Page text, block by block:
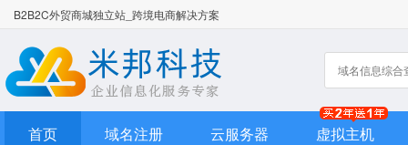
B2B2C外贸商城独立站_跨境电商解决方案
首页 域名注册 云服务器 虚拟主机